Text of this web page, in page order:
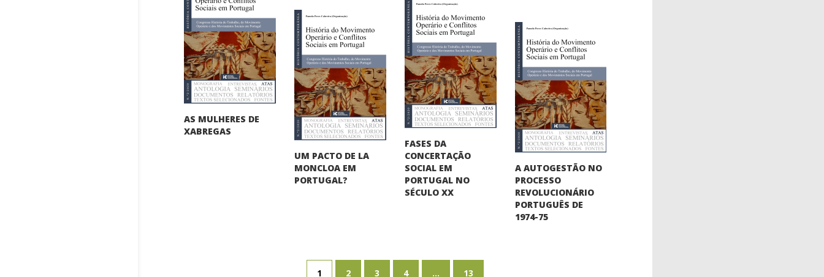
AS MULHERES DE
XABREGAS
FASES DA
CONCERTAÇÃO
SOCIAL EM
PORTUGAL NO
SÉCULO XX
UM PACTO DE LA
MONCLOA EM
PORTUGAL?
A AUTOGESTÃO NO
PROCESSO
REVOLUCIONÁRIO
PORTUGUÊS DE
1974-75
1 2 3 4 ... 13